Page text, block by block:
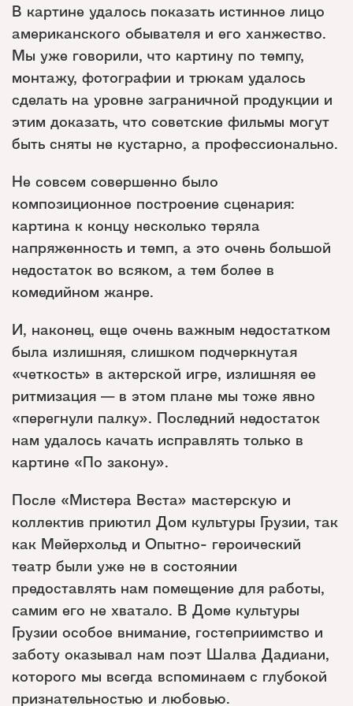
В картине удалось показать истинное лицо
американского обывателя и его ханжество.
Мы уже говорили, что картину по темпу,
монтажу, фотографии и трюкам удалось
сделать на уровне заграничной продукции и
этим доказать, что советские фильмы могут
быть сняты не кустарно, а профессионально.
Не совсем совершенно было
композиционное построение сценария:
картина к концу несколько теряла
напряженность и темп, а это очень большой
недостаток во всяком, а тем более в
комедийном жанре.
И, наконец, еще очень важным недостатком
была излишняя, слишком подчеркнутая
«четкость» в актерской игре, излишняя ее
ритмизация — в этом плане мы тоже явно
«перегнули палку». Последний недостаток
нам удалось качать исправлять только в
картине «По закону».
После «Мистера Веста» мастерскую и
коллектив приютил Дом культуры Грузии, так
как Мейерхольд и Опытно- героический
театр были уже не в состоянии
предоставлять нам помещение для работы,
самим его не хватало. В Доме культуры
Грузии особое внимание, гостеприимство и
заботу оказывал нам поэт Шалва Дадиани,
которого мы всегда вспоминаем с глубокой
признательностью и любовью.